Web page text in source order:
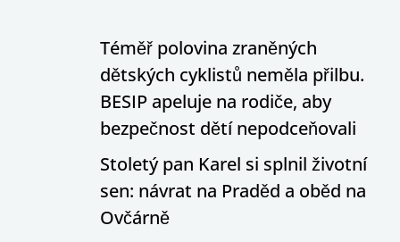
Téměř polovina zraněných
dětských cyklistů neměla přilbu.
BESIP apeluje na rodiče, aby
bezpečnost dětí nepodceňovali
Stoletý pan Karel si splnil životní
sen: návrat na Praděd a oběd na
Ovčárně